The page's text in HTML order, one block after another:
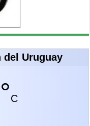
del Uruguay
C